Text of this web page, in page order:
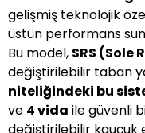
gelişmiş teknolojik
üstün performans
Bu model, SRS (Sole
değiştirilebilir taban
niteliğindeki bu
ve 4 vida ile güvenli